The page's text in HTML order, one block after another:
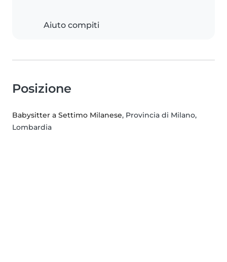
Aiuto compiti
Posizione
Babysitter a Settimo Milanese, Provincia di Milano,
Lombardia